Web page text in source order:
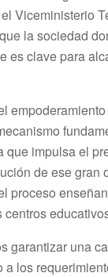
Viceministerio
la sociedad
es clave para
que impulsa el
de ese gran
proceso
garantizar una
a los